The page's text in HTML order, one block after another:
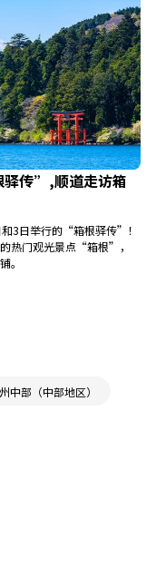
驿传”,顺道走访箱
3日举行的“箱根驿传”！
热门观光景点“箱根”，
。
中部（中部地区）